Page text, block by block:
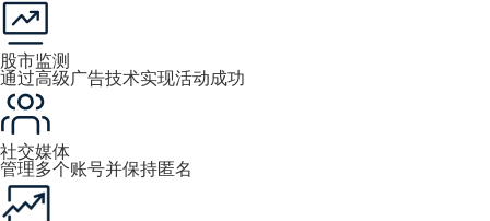
股市监测
通过高级广告技术实现活动成功
社交媒体
管理多个账号并保持匿名